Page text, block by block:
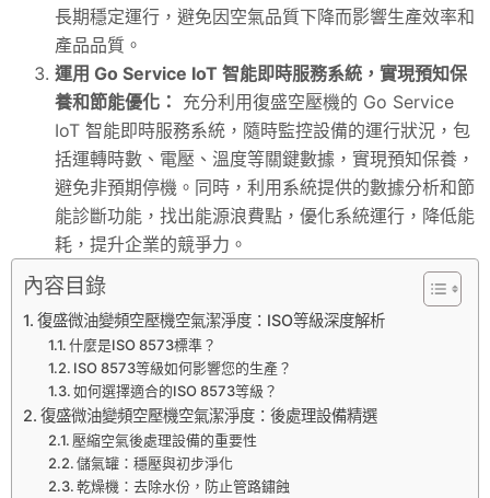
長期穩定運行，避免因空氣品質下降而影響生產效率和
產品品質。
運用 Go Service IoT 智能即時服務系統，實現預知保
養和節能優化： 充分利用復盛空壓機的 Go Service
IoT 智能即時服務系統，隨時監控設備的運行狀況，包
括運轉時數、電壓、溫度等關鍵數據，實現預知保養，
避免非預期停機。同時，利用系統提供的數據分析和節
能診斷功能，找出能源浪費點，優化系統運行，降低能
耗，提升企業的競爭力。
內容目錄
復盛微油變頻空壓機空氣潔淨度：ISO等級深度解析
什麼是ISO 8573標準？
ISO 8573等級如何影響您的生產？
如何選擇適合的ISO 8573等級？
復盛微油變頻空壓機空氣潔淨度：後處理設備精選
壓縮空氣後處理設備的重要性
儲氣罐：穩壓與初步淨化
乾燥機：去除水份，防止管路鏽蝕